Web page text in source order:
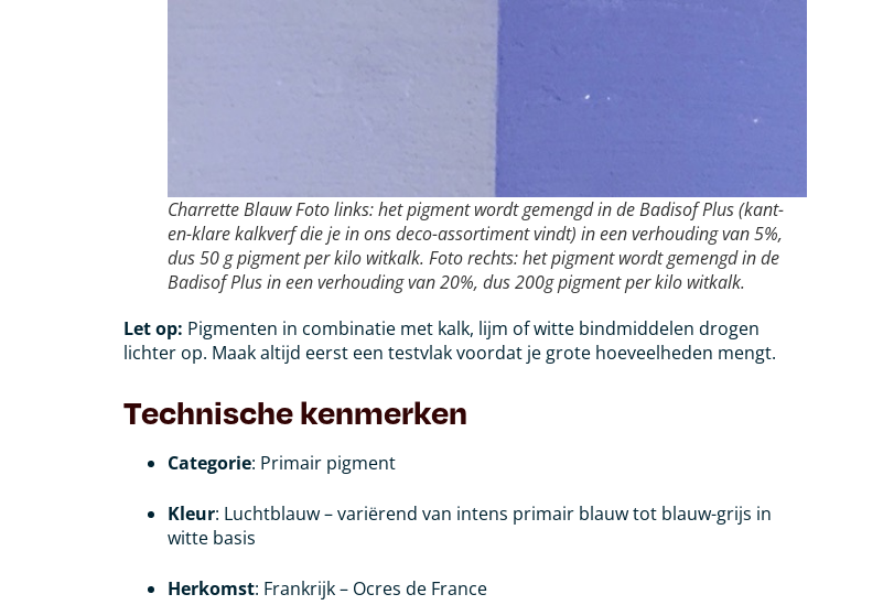
Charrette Blauw Foto links: het pigment wordt gemengd in de Badisof Plus (kant-
en-klare kalkverf die je in ons deco-assortiment vindt) in een verhouding van 5%,
dus 50 g pigment per kilo witkalk. Foto rechts: het pigment wordt gemengd in de
Badisof Plus in een verhouding van 20%, dus 200g pigment per kilo witkalk.
Let op: Pigmenten in combinatie met kalk, lijm of witte bindmiddelen drogen
lichter op. Maak altijd eerst een testvlak voordat je grote hoeveelheden mengt.
Technische kenmerken
Categorie: Primair pigment
Kleur: Luchtblauw – variërend van intens primair blauw tot blauw-grijs in
witte basis
Herkomst: Frankrijk – Ocres de France